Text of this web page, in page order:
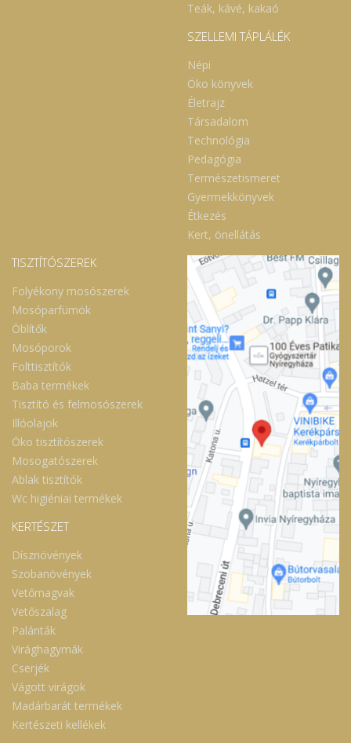
Teák, kávé, kakaó
SZELLEMI TÁPLÁLÉK
Népi
Öko könyvek
Életrajz
Társadalom
Technológia
Pedagógia
Természetismeret
Gyermekkönyvek
Étkezés
Kert, önellátás
TISZTÍTÓSZEREK
Folyékony mosószerek
Mosóparfümök
Öblítők
Mosóporok
Folttisztítók
Baba termékek
Tisztító és felmosószerek
Illóolajok
Öko tisztítószerek
Mosogatószerek
Ablak tisztítók
Wc higiéniai termékek
KERTÉSZET
Dísznövények
Szobanövények
Vetőmagvak
Vetőszalag
Palánták
Virághagymák
Cserjék
Vágott virágok
Madárbarát termékek
Kertészeti kellékek